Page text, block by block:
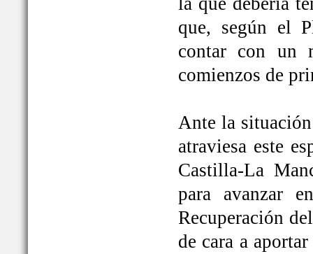
que, según el
contar con un
comienzos de
Ante la
atraviesa este
Castilla-La
para avanzar
Recuperación
de cara a